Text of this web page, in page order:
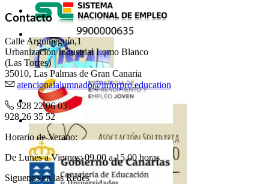
Contacto
Calle Arguineguín,1
Urbanización Industrial Lomo Blanco
(Las Torres)
35010, Las Palmas de Gran Canaria
atencionalalumnado@inforpro.education
928 22 06 03
928 26 35 52
Horario de Verano:
De Lunes a Viernes: 09.00 a 15.00 horas
Siguenos en las Redes